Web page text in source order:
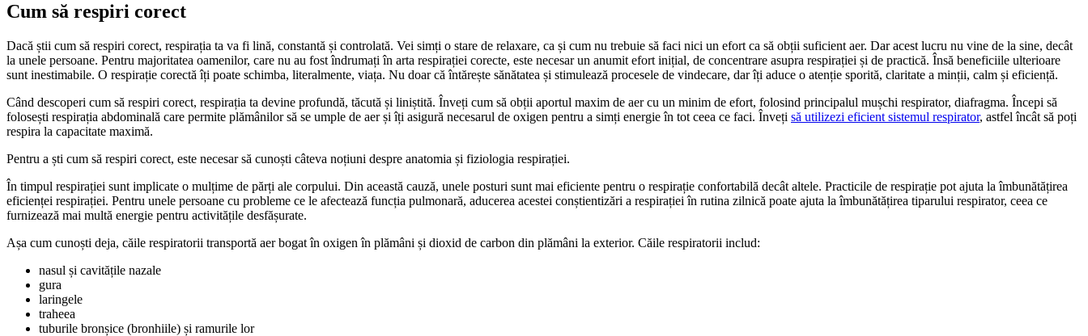
Cum să respiri corect
Dacă știi cum să respiri corect, respirația ta va fi lină, constantă și controlată. Vei simți o stare de relaxare, ca și cum nu trebuie să faci nici un efort ca să obții suficient aer. Dar acest lucru nu vine de la sine, decât
la unele persoane. Pentru majoritatea oamenilor, care nu au fost îndrumați în arta respirației corecte, este necesar un anumit efort inițial, de concentrare asupra respirației și de practică. Însă beneficiile ulterioare
sunt inestimabile. O respirație corectă îți poate schimba, literalmente, viața. Nu doar că întărește sănătatea și stimulează procesele de vindecare, dar îți aduce o atenție sporită, claritate a minții, calm și eficiență.
Când descoperi cum să respiri corect, respirația ta devine profundă, tăcută și liniștită. Înveți cum să obții aportul maxim de aer cu un minim de efort, folosind principalul mușchi respirator, diafragma. Începi să
folosești respirația abdominală care permite plămânilor să se umple de aer și îți asigură necesarul de oxigen pentru a simți energie în tot ceea ce faci. Înveți să utilizezi eficient sistemul respirator, astfel încât să poți
respira la capacitate maximă.
Pentru a ști cum să respiri corect, este necesar să cunoști câteva noțiuni despre anatomia și fiziologia respirației.
În timpul respirației sunt implicate o mulțime de părți ale corpului. Din această cauză, unele posturi sunt mai eficiente pentru o respirație confortabilă decât altele. Practicile de respirație pot ajuta la îmbunătățirea
eficienței respirației. Pentru unele persoane cu probleme ce le afectează funcția pulmonară, aducerea acestei conștientizări a respirației în rutina zilnică poate ajuta la îmbunătățirea tiparului respirator, ceea ce
furnizează mai multă energie pentru activitățile desfășurate.
Așa cum cunoști deja, căile respiratorii transportă aer bogat în oxigen în plămâni și dioxid de carbon din plămâni la exterior. Căile respiratorii includ:
nasul și cavitățile nazale
gura
laringele
traheea
tuburile bronșice (bronhiile) și ramurile lor